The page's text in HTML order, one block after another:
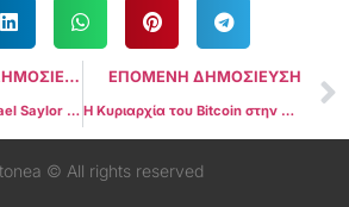
ΠΡΟΗΓΟΥΜΕΝΗ ΔΗΜΟΣΙΕΥΣΗ
Η Εταιρεία του Michael Saylor Κάνει την Μικρότερη Αγόρα Bitcoin Μέχρι Σήμερα
ΕΠΟΜΕΝΗ ΔΗΜΟΣΙΕΥΣΗ
Η Κυριαρχία του Bitcoin στην Αγορά Αυξάνεται Εν μέσω Δυσκολιών για τα Altcoins
© All rights reserved